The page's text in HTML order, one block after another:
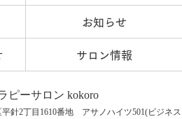
お知らせ
サロン情報
ピーサロン kokoro
針2丁目1610番地 アサノハイツ501(ビジネス